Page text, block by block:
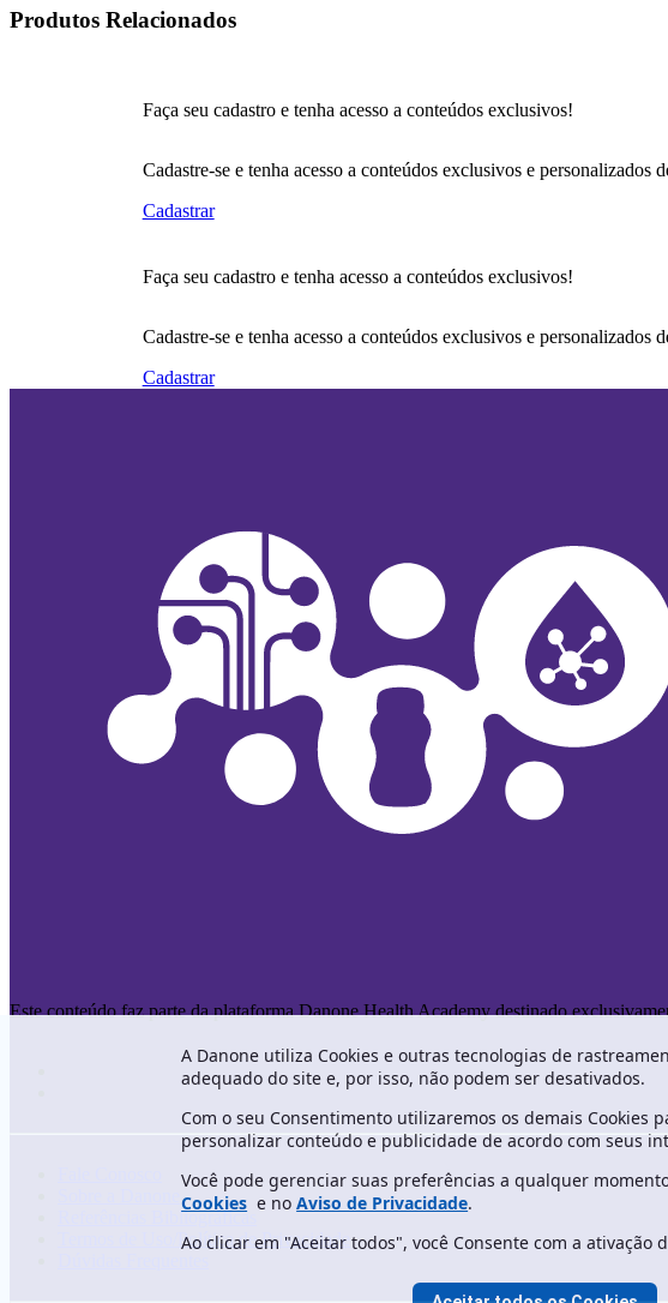
Produtos Relacionados
Faça seu cadastro e tenha acesso a conteúdos exclusivos!
Cadastre-se e tenha acesso a conteúdos exclusivos e personalizados
Cadastrar
Faça seu cadastro e tenha acesso a conteúdos exclusivos!
Cadastre-se e tenha acesso a conteúdos exclusivos e personalizados
Cadastrar
Este conteúdo faz parte da plataforma Danone Health Academy destinado
Referências Bibliográficas
Termos de Uso/Política de Privacidade
A Danone utiliza Cookies e outras tecnologias de
adequado do site e, por isso, não podem ser desativados.
Com o seu Consentimento utilizaremos os demais
personalizar conteúdo e publicidade de acordo com seus
Você pode gerenciar suas preferências a qualquer
Cookies e noAviso de Privacidade.
Ao clicar em "Aceitar todos", você Consente com a ativação